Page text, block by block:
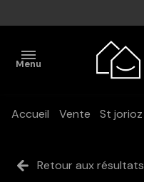
Menu
Acheter
Accueil Vente St jorioz
Retour aux résultats